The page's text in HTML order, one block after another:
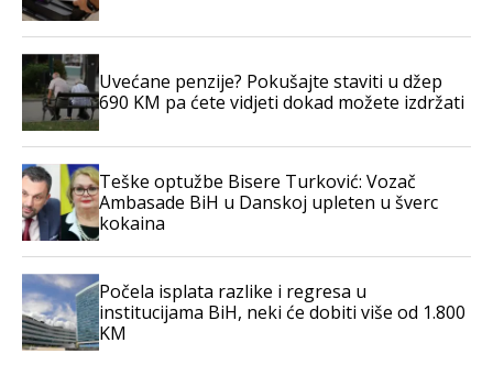
Uvećane penzije? Pokušajte staviti u džep
690 KM pa ćete vidjeti dokad možete izdržati
Teške optužbe Bisere Turković: Vozač
Ambasade BiH u Danskoj upleten u šverc
kokaina
Počela isplata razlike i regresa u
institucijama BiH, neki će dobiti više od 1.800
KM